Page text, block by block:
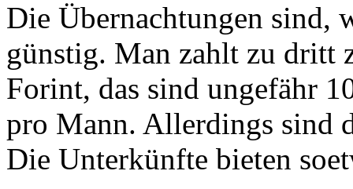
Die Übernachtungen sind,
günstig. Man zahlt zu dritt
Forint, das sind ungefähr
pro Mann. Allerdings sind
Die Unterkünfte bieten